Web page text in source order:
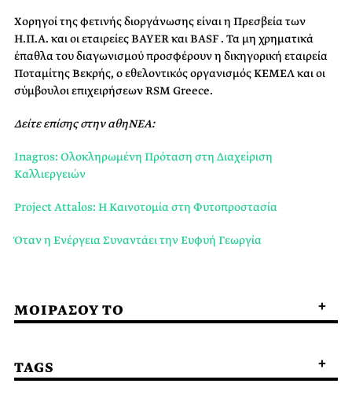
Χορηγοί της φετινής διοργάνωσης είναι η Πρεσβεία των
Η.Π.Α. και οι εταιρείες BAYER και BASF . Τα μη χρηματικά
έπαθλα του διαγωνισμού προσφέρουν η δικηγορική εταιρεία
Ποταμίτης Βεκρής, ο εθελοντικός οργανισμός ΚΕΜΕΛ και οι
σύμβουλοι επιχειρήσεων RSM Greece.
Δείτε επίσης στην αθηΝΕΑ:
Inagros: Ολοκληρωμένη Πρόταση στη Διαχείριση
Καλλιεργειών
Project Attalos: Η Καινοτομία στη Φυτοπροστασία
Όταν η Ενέργεια Συναντάει την Ευφυή Γεωργία
ΜΟΙΡΑΣΟΥ ΤΟ
TAGS